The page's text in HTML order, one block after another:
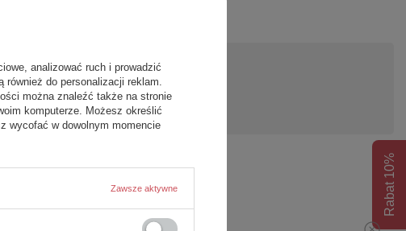
Zadaj pytanie
Rabat 10%
analizować ruch i prowadzić
do personalizacji reklam.
można znaleźć także na stronie
komputerze. Możesz określić
wycofać w dowolnym momencie
Zawsze aktywne